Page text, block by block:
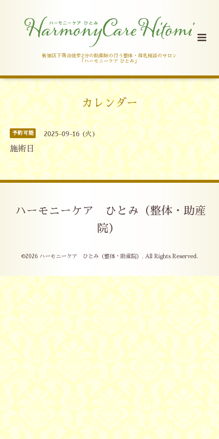
新宿区下落合徒歩2分の助産師の行う整体・母乳相談のサロン
「ハーモニーケア ひとみ」
カレンダー
予約可能 2025-09-16 (火)
施術日
ハーモニーケア ひとみ（整体・助産
院）
©2026 ハーモニーケア ひとみ（整体・助産院） . All Rights Reserved.